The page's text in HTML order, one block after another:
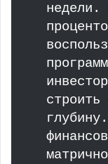
недели.